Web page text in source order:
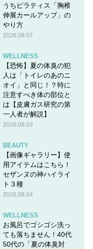
うちピラティス「胸椎
伸展カールアップ」の
やり方
2026.08.07
WELLNESS
【恐怖】夏の体臭の犯
人は「トイレのあのニ
オイ」と同じ！？特に
注意すべき体の部位と
は【皮膚ガス研究の第
一人者が解説】
2026.08.03
BEAUTY
【画像ギャラリー】使
用アイテムはこちら！
セザンヌの神ハイライ
ト３種
2026.08.04
WELLNESS
お風呂でゴシゴシ洗っ
ても落ちません！40代
50代の「夏の体臭対